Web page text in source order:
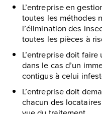
L’entreprise en
toutes les méthodes
l’élimination des
toutes les pièces à
L’entreprise doit
dans le cas d’un
contigus à celui
L’entreprise doit
chacun des